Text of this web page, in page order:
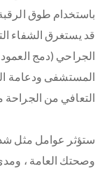
باستخدام طوق
قد يستغرق الشفاء
الجراحي (دمج
المستشفى ودعامة
التعافي من
ستؤثر عوامل مثل
وصحتك العامة ،